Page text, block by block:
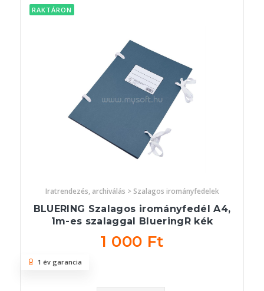
RAKTÁRON
Iratrendezés, archiválás > Szalagos irományfedelek
BLUERING Szalagos irományfedél A4,
1m-es szalaggal BlueringR kék
1 000 Ft
1 év garancia